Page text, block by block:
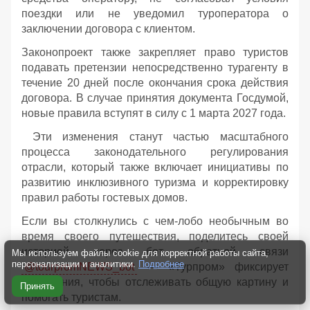
поездки или не уведомил туроператора о
заключении договора с клиентом.
Законопроект также закрепляет право туристов
подавать претензии непосредственно турагенту в
течение 20 дней после окончания срока действия
договора. В случае принятия документа Госдумой,
новые правила вступят в силу с 1 марта 2027 года.
Эти изменения станут частью масштабного
процесса законодательного регулирования
отрасли, который также включает инициативы по
развитию инклюзивного туризма и корректировку
правил работы гостевых домов.
Если вы столкнулись с чем-лобо необычным во
время своего путешествия, поделитесь своей
историей через бот обратной связи
@tourpromNEWS_bot — «Турпром» фиксирует
обращения, чтобы отслеживать общую картину и
помогать туристам.
Мы используем файлы cookie для корректной работы сайта,
персонализации и аналитики. Подробнее
Принять